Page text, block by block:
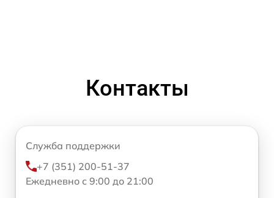
Контакты
Служба поддержки
+7 (351) 200-51-37
Ежедневно с 9:00 до 21:00